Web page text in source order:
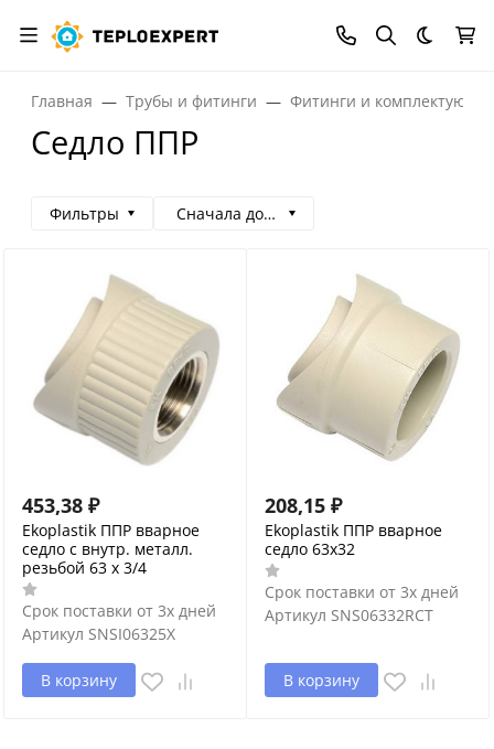
Темная
Главная Трубы и фитинги Фитинги и
Седло ППР
Фильтры Сначала дорогие
453,38 ₽
Ekoplastik ППР вварное
седло с внутр. металл.
резьбой 63 х 3/4
Срок поставки от 3х дней
Артикул SNSI06325X
В корзину
208,15 ₽
Ekoplastik ППР вварное
седло 63х32
Срок поставки от 3х дней
Артикул SNS06332RCT
В корзину